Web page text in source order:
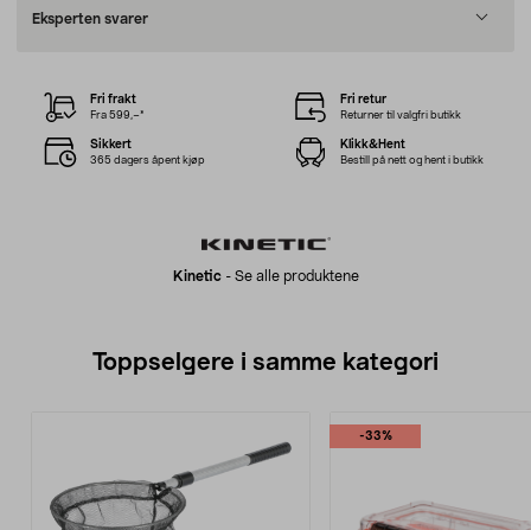
Eksperten svarer
Kinetic- Se alle produktene
Fri frakt
Fra 599,–*
Fri retur
Returner til valgfri butikk
Sikkert
365 dagers åpent kjøp
Klikk&Hent
Bestill på nett og hent i butikk
Toppselgere i samme kategori
-33%